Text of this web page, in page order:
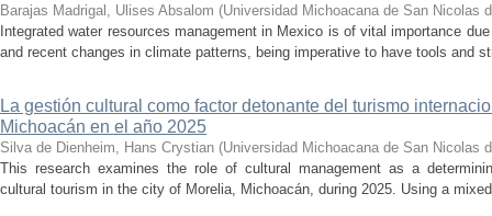
Barajas Madrigal, Ulises Absalom (Universidad Michoacana de San Nicolas
Integrated water resources management in Mexico is of vital importance
and recent changes in climate patterns, being imperative to have tools and
La gestión cultural como factor detonante del turismo
Michoacán en el año 2025
Silva de Dienheim, Hans Crystian (Universidad Michoacana de San Nicolas
This research examines the role of cultural management as a
cultural tourism in the city of Morelia, Michoacán, during 2025. Using a